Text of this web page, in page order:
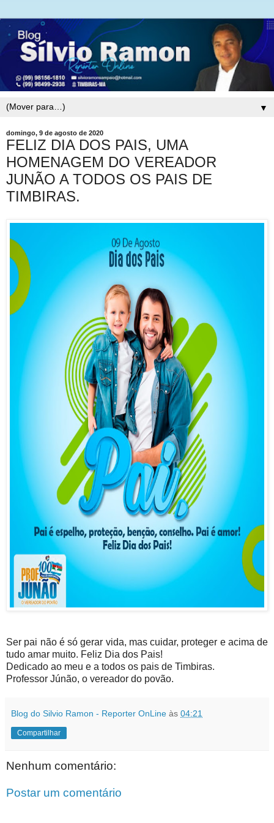
▼
domingo, 9 de agosto de 2020
FELIZ DIA DOS PAIS, UMA
HOMENAGEM DO VEREADOR
JUNÃO A TODOS OS PAIS DE
TIMBIRAS.
Ser pai não é só gerar vida, mas cuidar, proteger e acima de
tudo amar muito. Feliz Dia dos Pais!
Dedicado ao meu e a todos os pais de Timbiras.
Professor Júnão, o vereador do povão.
Blog do Silvio Ramon - Reporter OnLine às 04:21
Compartilhar
Nenhum comentário:
Postar um comentário